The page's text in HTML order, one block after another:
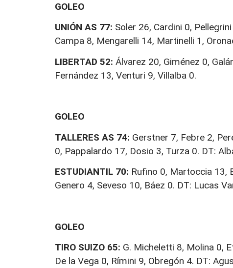
GOLEO
UNIÓN AS 77: Soler 26, Cardini 0,
Campa 8, Mengarelli 14, Martinelli 1,
LIBERTAD 52: Álvarez 20, Giménez 0,
Fernández 13, Venturi 9, Villalba 0.
GOLEO
TALLERES AS 74: Gerstner 7, Febre 2,
0, Pappalardo 17, Dosio 3, Turza 0. DT:
ESTUDIANTIL 70: Rufino 0, Martoccia 13,
Genero 4, Seveso 10, Báez 0. DT: Lucas
GOLEO
TIRO SUIZO 65: G. Micheletti 8, Molina 0,
De la Vega 0, Rímini 9, Obregón 4. DT: